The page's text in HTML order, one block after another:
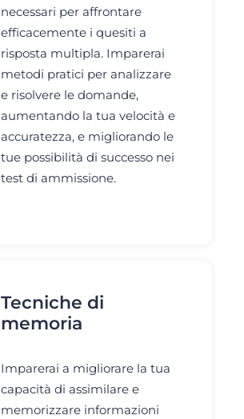
necessari per affrontare
efficacemente i quesiti a
risposta multipla. Imparerai
metodi pratici per analizzare
e risolvere le domande,
aumentando la tua velocità e
accuratezza, e migliorando le
tue possibilità di successo nei
test di ammissione.
Tecniche di
memoria
Imparerai a migliorare la tua
capacità di assimilare e
memorizzare informazioni